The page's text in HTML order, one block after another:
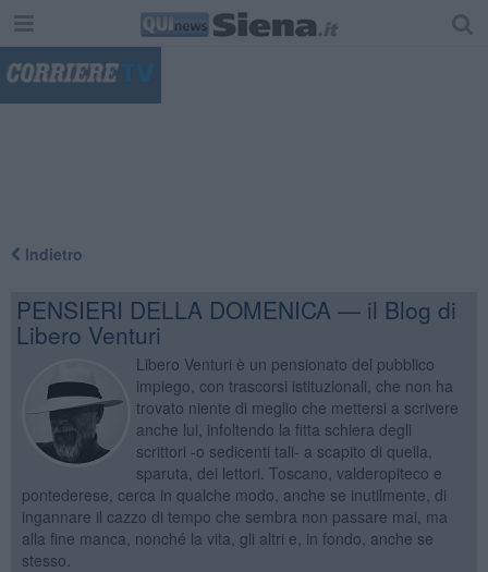
Indietro
PENSIERI DELLA DOMENICA — il Blog di
Libero Venturi
Libero Venturi è un pensionato del pubblico
impiego, con trascorsi istituzionali, che non ha
trovato niente di meglio che mettersi a scrivere
anche lui, infoltendo la fitta schiera degli
scrittori -o sedicenti tali- a scapito di quella,
sparuta, dei lettori. Toscano, valderopiteco e
pontederese, cerca in qualche modo, anche se inutilmente, di
ingannare il cazzo di tempo che sembra non passare mai, ma
alla fine manca, nonché la vita, gli altri e, in fondo, anche se
stesso.